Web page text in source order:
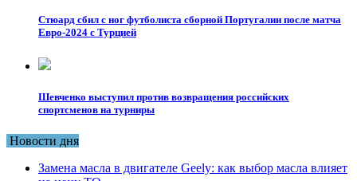
Стюард сбил с ног футболиста сборной Португалии после матча
Евро-2024 с Турцией
Шевченко выступил против возвращения российских
спортсменов на турниры
Новости дня
Замена масла в двигателе Geely: как выбор масла влияет